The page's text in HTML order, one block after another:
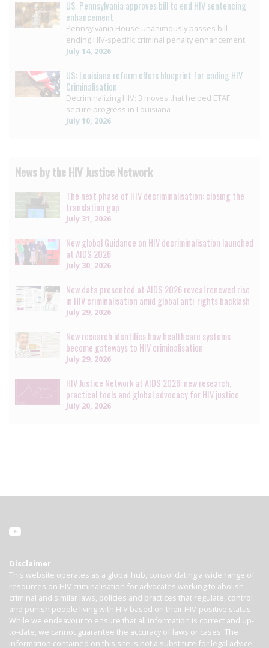
US: Pennsylvania approves bill to end HIV sentencing
enhancement
Pennsylvania House unanimously passes bill
ending HIV-specific criminal penalty enhancement
July 14, 2026
US: Louisiana reform offers blueprint for ending HIV
Criminalisation
Decriminalizing HIV: 3 moves that helped ETAF
secure progress in Louisiana
July 10, 2026
News by the HIV Justice Network
The next phase of HIV decriminalisation: closing the
translation gap
July 31, 2026
New global Guidance on HIV decriminalisation launched
at AIDS 2026
July 30, 2026
New data presented at AIDS 2026 reveal renewed rise
in HIV criminalisation amid global anti-rights backlash
July 29, 2026
New research identifies how healthcare systems
become gateways to HIV criminalisation
July 29, 2026
HIV Justice Network at AIDS 2026: new research,
practical tools and global advocacy for HIV justice
July 20, 2026
Disclaimer
This website operates as a global hub, consolidating a wide range of
resources on HIV criminalisation for advocates working to abolish
criminal and similar laws, policies and practices that regulate, control
and punish people living with HIV based on their HIV-positive status.
While we endeavour to ensure that all information is correct and up-
to-date, we cannot guarantee the accuracy of laws or cases. The
information contained on this site is not a substitute for legal advice.